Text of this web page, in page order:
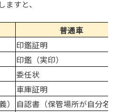
すと、
普通車
印鑑証明
印鑑（実印）
委任状
車庫証明
）
自認書（保管場所が自分名